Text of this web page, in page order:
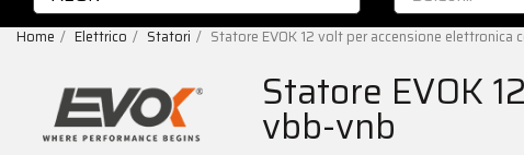
Home Elettrico Statori Statore EVOK 12 volt per accensione
Statore EVOK
vbb-vnb